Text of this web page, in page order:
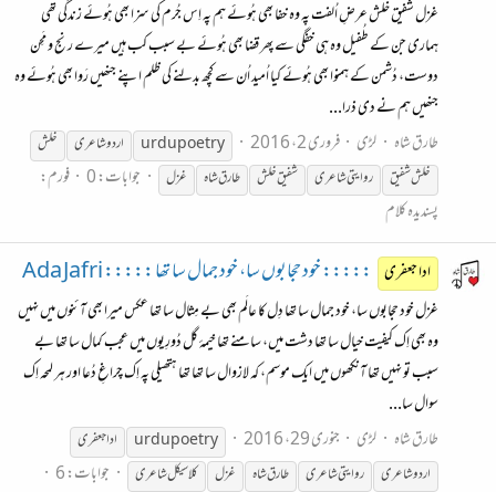
غزل شفیق خلش عرضِ اُلفت پہ وہ خفا بھی ہُوئے ہم پہ اِس جُرم کی سزا بھی ہُوئے زندگی تھی
ہماری جن کے طُفیل وہ ہی خفگی سے پھر قضا بھی ہُوئے بے سبب کب ہیں میرے رنج و مَحِن
دوست، دُشمن کے ہمنوا بھی ہُوئے کیا اُمید اُن سے کچھ بدلنے کی ظلم اپنے جنھیں رَوا بھی ہُوئے وہ
جنھیں ہم نے دی ذرا...
طارق شاہ
لڑی فروری 2، 2016 urdupoetry اردوشاعری
خلش
خلش شفیق
روایتیشاعری شفیق خلش طارق شاہ غزل جوابات: 0
فورم:
پسندیدہ کلام
ادا جعفری ::::: خود حِجابوں سا، خود جمال سا تھا ::::: Ada Jafri
غزل خود حِجابوں سا، خود جمال سا تھا دِل کا عالَم بھی بے مِثال سا تھا عکس میرا بھی آئنوں میں نہیں
وہ بھی اِک کیفیت خیال سا تھا دشت میں، سامنے تھا خیمۂ گل دُورِیوں میں عجب کمال سا تھا بے
سبب تو نہیں تھا آنکھوں میں ایک موسم، کہ لازوال سا تھا تھا ہتھیلی پہ اِک چراغِ دُعا اور ہر لمحہ اِک
سوال سا...
طارق شاہ
لڑی جنوری 29، 2016 urdupoetry
ادا جعفری
اردوشاعری روایتیشاعری طارق شاہ غزل کلاسیکلشاعری
جوابات: 6